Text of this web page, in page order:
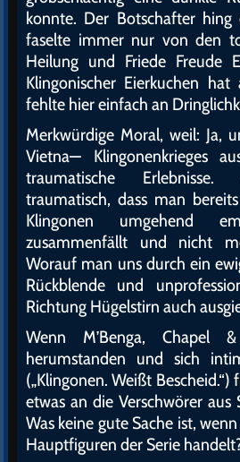
konnte. Der Botschafter
faselte immer nur von den
Heilung und Friede Freude
Klingonischer Eierkuchen
fehlte hier einfach an
Merkwürdige Moral, weil: Ja,
Vietna— Klingonenkrieges
traumatische Erlebnisse.
traumatisch, dass man
Klingonen umgehend
zusammenfällt und nicht
Worauf man uns durch ein
Rückblende und
Richtung Hügelstirn auch
Wenn M’Benga, Chapel
herumstanden und sich
(„Klingonen. Weißt
etwas an die Verschwörer aus
Was keine gute Sache ist,
Hauptfiguren der Serie